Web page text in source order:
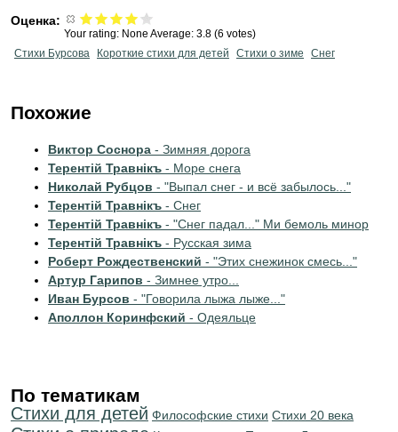
Оценка:
Your rating: None Average: 3.8 (6 votes)
Стихи Бурсова
Короткие стихи для детей Стихи о зиме Снег
Похожие
Виктор Соснора - Зимняя дорога
Терентiй Травнiкъ - Море снега
Николай Рубцов - "Выпал снег - и всё забылось..."
Терентiй Травнiкъ - Снег
Терентiй Травнiкъ - "Снег падал..." Ми бемоль минор
Терентiй Травнiкъ - Русская зима
Роберт Рождественский - "Этих снежинок смесь..."
Артур Гарипов - Зимнее утро...
Иван Бурсов - "Говорила лыжа лыже..."
Аполлон Коринфский - Одеяльце
По тематикам
Стихи для детей Философские стихи Стихи 20 века